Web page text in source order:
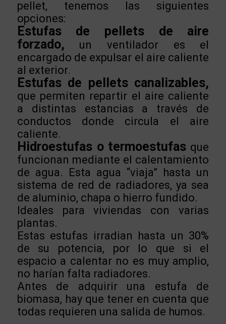
pellet, tenemos las siguientes
opciones:
Estufas de pellets de aire
forzado, un ventilador es el
encargado de expulsar el aire caliente
al exterior.
Estufas de pellets canalizables,
que permiten repartir el aire caliente
a distintas estancias a través de
conductos donde circula el aire
caliente.
Hidroestufas o termoestufas que
funcionan mediante el calentamiento
de agua. Esta agua “viaja” hasta un
sistema de red de radiadores, ya sea
de aluminio, chapa o hierro fundido.
Ideales para viviendas con varias
plantas.
Estas estufas irradian hasta un 30%
de su potencia, por lo que si el
espacio a calentar no es muy amplio,
no harían falta radiadores.
Antes de adquirir una estufa de
biomasa, hay que tener en cuenta que
todas requieren una salida de humos.